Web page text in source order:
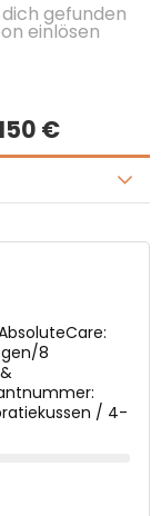
gefunden
einlösen
€
8
/ 4-